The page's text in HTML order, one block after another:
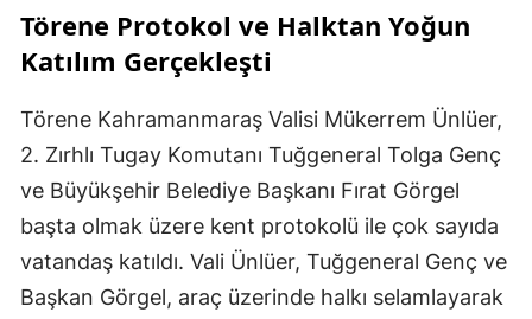
Törene Protokol ve Halktan Yoğun
Katılım Gerçekleşti
Törene Kahramanmaraş Valisi Mükerrem Ünlüer,
2. Zırhlı Tugay Komutanı Tuğgeneral Tolga Genç
ve Büyükşehir Belediye Başkanı Fırat Görgel
başta olmak üzere kent protokolü ile çok sayıda
vatandaş katıldı. Vali Ünlüer, Tuğgeneral Genç ve
Başkan Görgel, araç üzerinde halkı selamlayarak